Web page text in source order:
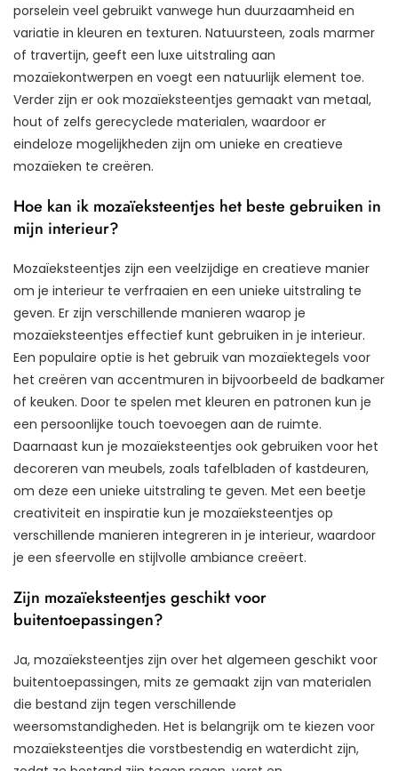
porselein veel gebruikt vanwege hun duurzaamheid en
variatie in kleuren en texturen. Natuursteen, zoals marmer
of travertijn, geeft een luxe uitstraling aan
mozaïekontwerpen en voegt een natuurlijk element toe.
Verder zijn er ook mozaïeksteentjes gemaakt van metaal,
hout of zelfs gerecyclede materialen, waardoor er
eindeloze mogelijkheden zijn om unieke en creatieve
mozaïeken te creëren.
Hoe kan ik mozaïeksteentjes het beste gebruiken in
mijn interieur?
Mozaïeksteentjes zijn een veelzijdige en creatieve manier
om je interieur te verfraaien en een unieke uitstraling te
geven. Er zijn verschillende manieren waarop je
mozaïeksteentjes effectief kunt gebruiken in je interieur.
Een populaire optie is het gebruik van mozaïektegels voor
het creëren van accentmuren in bijvoorbeeld de badkamer
of keuken. Door te spelen met kleuren en patronen kun je
een persoonlijke touch toevoegen aan de ruimte.
Daarnaast kun je mozaïeksteentjes ook gebruiken voor het
decoreren van meubels, zoals tafelbladen of kastdeuren,
om deze een unieke uitstraling te geven. Met een beetje
creativiteit en inspiratie kun je mozaïeksteentjes op
verschillende manieren integreren in je interieur, waardoor
je een sfeervolle en stijlvolle ambiance creëert.
Zijn mozaïeksteentjes geschikt voor
buitentoepassingen?
Ja, mozaïeksteentjes zijn over het algemeen geschikt voor
buitentoepassingen, mits ze gemaakt zijn van materialen
die bestand zijn tegen verschillende
weersomstandigheden. Het is belangrijk om te kiezen voor
mozaïeksteentjes die vorstbestendig en waterdicht zijn,